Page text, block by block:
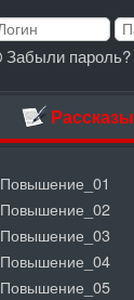
Забыли пароль?
Рассказы
Повышение_01
Повышение_02
Повышение_03
Повышение_04
Повышение_05